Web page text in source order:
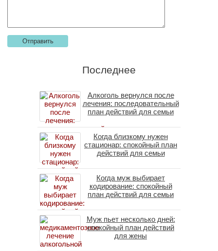
Последнее
Алкоголь вернулся после
лечения: последовательный
план действий для семьи
Когда близкому нужен
стационар: спокойный план
действий для семьи
Когда муж выбирает
кодирование: спокойный
план действий для семьи
Муж пьет несколько дней:
спокойный план действий
для жены